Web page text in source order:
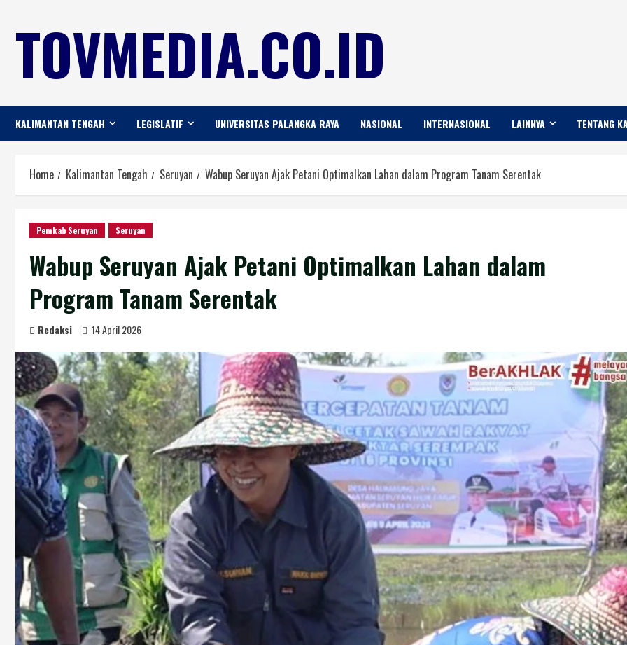
TOVMEDIA.CO.ID
KALIMANTAN TENGAH LEGISLATIF UNIVERSITAS PALANGKA RAYA NASIONAL INTERNASIONAL LAINNYA TENTANG
Home Kalimantan Tengah Seruyan Wabup Seruyan Ajak Petani Optimalkan Lahan dalam Program Tanam Serentak
Pemkab Seruyan Seruyan
Wabup Seruyan Ajak Petani Optimalkan Lahan dalam
Program Tanam Serentak
Redaksi 14 April 2026